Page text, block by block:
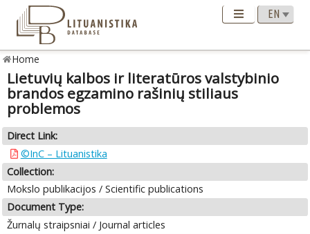
Home
Lietuvių kalbos ir literatūros valstybinio
brandos egzamino rašinių stiliaus
problemos
Direct Link:
©InC – Lituanistika
Collection:
Mokslo publikacijos / Scientific publications
Document Type:
Žurnalų straipsniai / Journal articles